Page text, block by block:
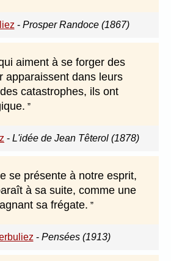
- Prosper Randoce (1867)
aiment à se forger des
apparaissent dans leurs
catastrophes, ils ont
- L'idée de Jean Têterol (1878)
se présente à notre esprit,
à sa suite, comme une
sa frégate.
- Pensées (1913)